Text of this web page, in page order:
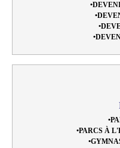
•PARCS À